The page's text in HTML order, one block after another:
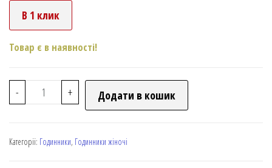
В 1 клик
Товар є в наявності!
- + Додати в кошик
Категорії: Годинники, Годинники жіночі